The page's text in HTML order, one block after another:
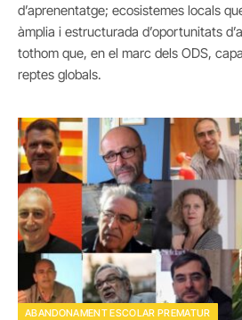
d’aprenentatge; ecosistemes locals
àmplia i estructurada d’oportunitats
tothom que, en el marc dels ODS,
reptes globals.
ABANDONAMENT ESCOLAR PREMATUR